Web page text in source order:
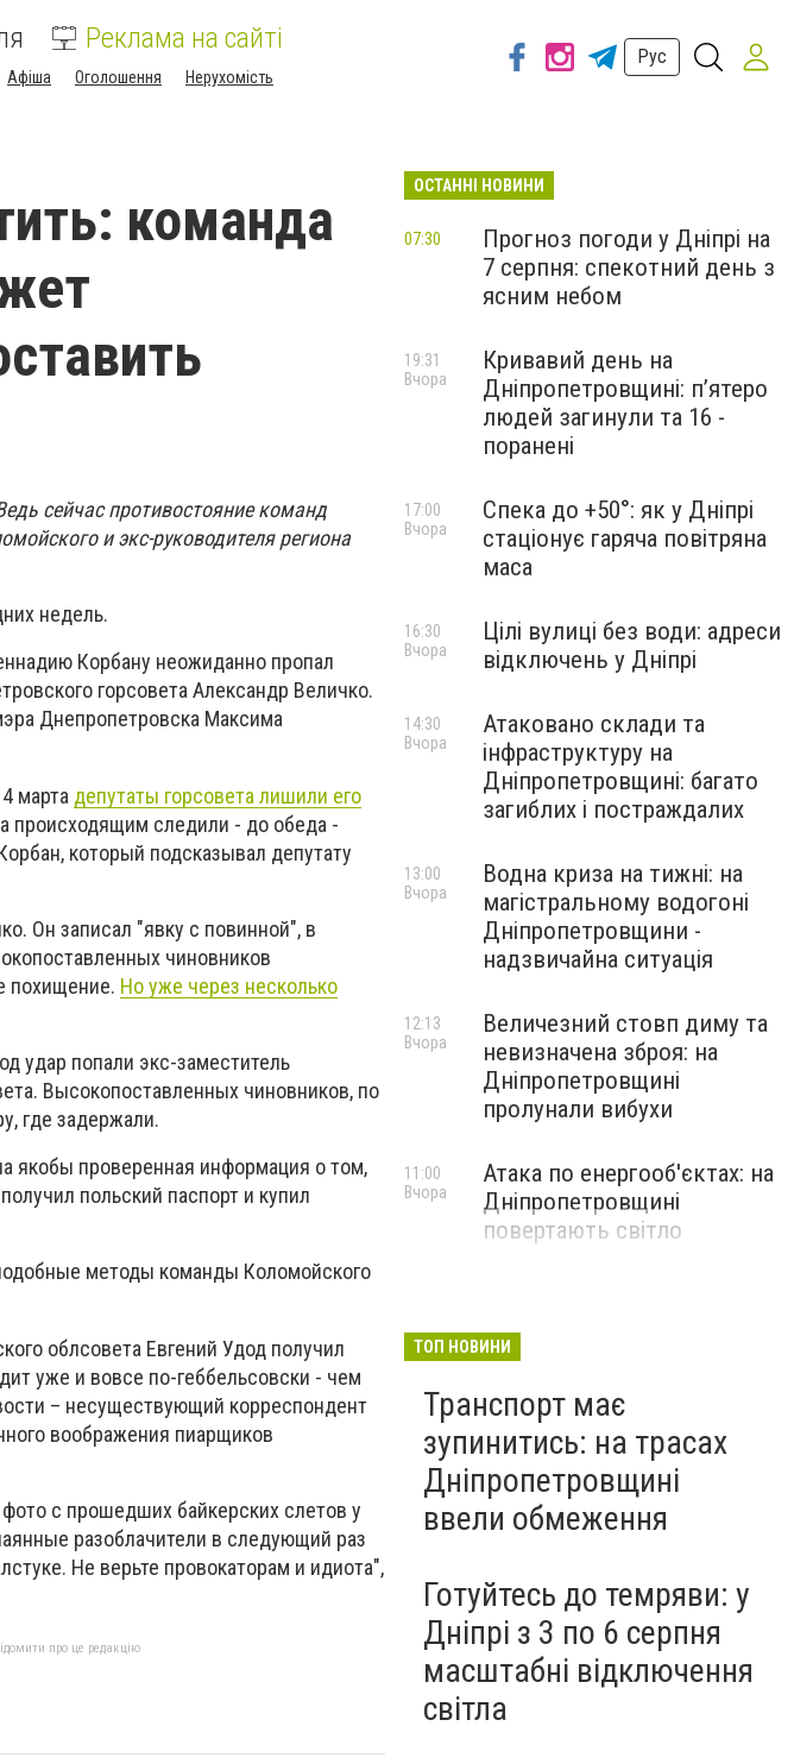
Реклама на сайті
Афіша Оголошення Нерухомість
Рус
команда
сейчас противостояние команд
и экс-руководителя региона
недель.
Корбану неожиданно пропал
горсовета Александр Величко.
Днепропетровска Максима
марта депутаты горсовета лишили его
происходящим следили - до обеда -
который подсказывал депутату
Он записал "явку с повинной", в
чиновников
похищение. Но уже через несколько
удар попали экс-заместитель
Высокопоставленных чиновников, по
где задержали.
якобы проверенная информация о том,
польский паспорт и купил
методы команды Коломойского
облсовета Евгений Удод получил
уже и вовсе по-геббельсовски - чем
– несуществующий корреспондент
воображения пиарщиков
с прошедших байкерских слетов у
разоблачители в следующий раз
Не верьте провокаторам и идиота",
про це редакцію
ОСТАННІ НОВИНИ
Прогноз погоди у Дніпрі на
7 серпня: спекотний день з
ясним небом
07:30
Кривавий день на
Дніпропетровщині: п’ятеро
людей загинули та 16 -
поранені
19:31
Вчора
Спека до +50°: як у Дніпрі
стаціонує гаряча повітряна
маса
17:00
Вчора
Цілі вулиці без води: адреси
відключень у Дніпрі
16:30
Вчора
Атаковано склади та
інфраструктуру на
Дніпропетровщині: багато
загиблих і постраждалих
14:30
Вчора
Водна криза на тижні: на
магістральному водогоні
Дніпропетровщини -
надзвичайна ситуація
13:00
Вчора
Величезний стовп диму та
невизначена зброя: на
Дніпропетровщині
пролунали вибухи
12:13
Вчора
Атака по енергооб'єктах: на
Дніпропетровщині
повертають світло
11:00
Вчора
ТОП НОВИНИ
Транспорт має
зупинитись: на трасах
Дніпропетровщині
ввели обмеження
Готуйтесь до темряви: у
Дніпрі з 3 по 6 серпня
масштабні відключення
світла